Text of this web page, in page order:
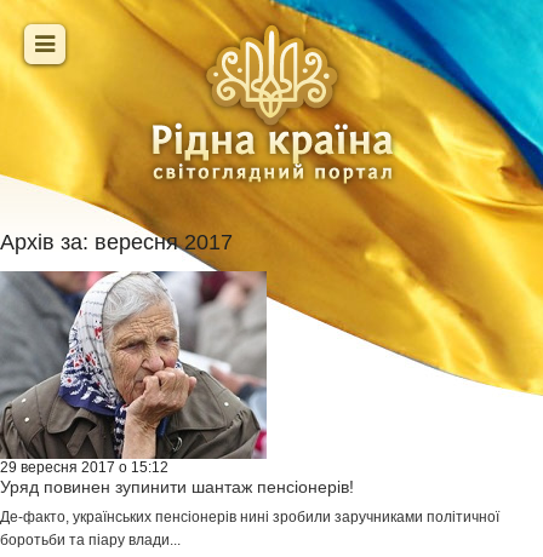
Архів за: вересня 2017
29 вересня 2017 о 15:12
Уряд повинен зупинити шантаж пенсіонерів!
Де-факто, українських пенсіонерів нині зробили заручниками політичної
боротьби та піару влади...